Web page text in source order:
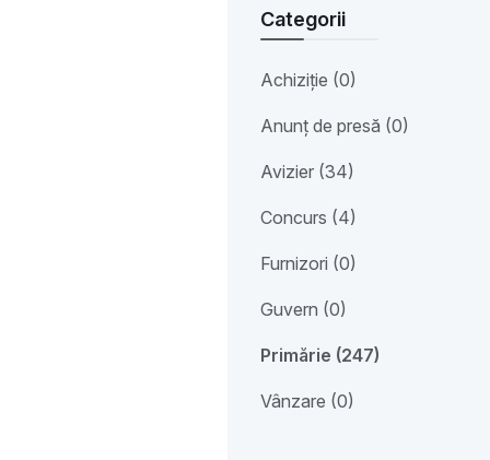
Categorii
Achiziție (0)
Anunț de presă (0)
Avizier (34)
Concurs (4)
Furnizori (0)
Guvern (0)
Primărie (247)
Vânzare (0)